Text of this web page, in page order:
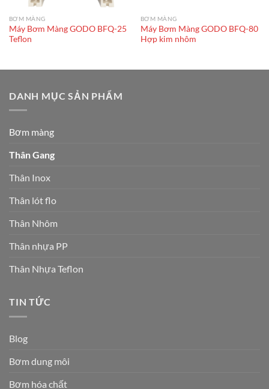
BƠM MÀNG
Máy Bơm Màng GODO BFQ-25
Teflon
BƠM MÀNG
Máy Bơm Màng GODO BFQ-80
Hợp kim nhôm
DANH MỤC SẢN PHẨM
Bơm màng
Thân Gang
Thân Inox
Thân lót flo
Thân Nhôm
Thân nhựa PP
Thân Nhựa Teflon
TIN TỨC
Blog
Bơm dung môi
Bơm hóa chất